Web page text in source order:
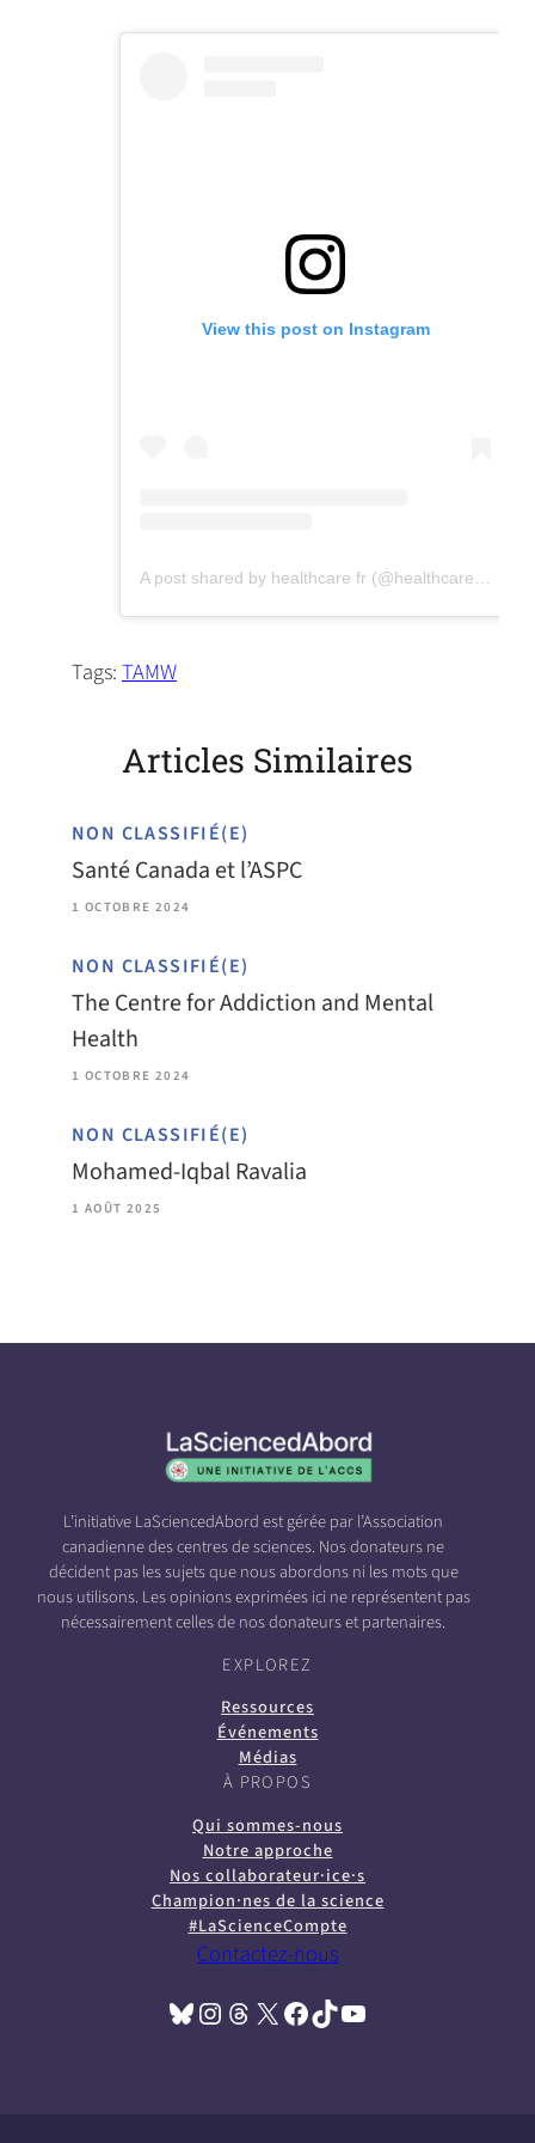
app)
new
View this post on Instagram
Tags:TAMW
Articles Similaires
NON CLASSIFIÉ(E)
Santé Canada et l’ASPC
1 OCTOBRE 2024
NON CLASSIFIÉ(E)
The Centre for Addiction and Mental
Health
1 OCTOBRE 2024
NON CLASSIFIÉ(E)
Mohamed-Iqbal Ravalia
1 AOÛT 2025
L’initiative LaSciencedAbord est gérée par l’Association
canadienne des centres de sciences. Nos donateurs ne
décident pas les sujets que nous abordons ni les mots que
nous utilisons. Les opinions exprimées ici ne représentent pas
nécessairement celles de nos donateurs et partenaires.
EXPLOREZ
Ressources
Événements
Médias
À PROPOS
Qui sommes-nous
Notre approche
Nos collaborateur·ice·s
Champion·nes de la science
#LaScienceCompte
Contactez-nous
Bluesky(opens in a new tab) Instagram
(opens in a new tab) Threads(opens in a new tab) X(opens in a new tab) Facebook(opens in a new tab) TikTok(opens in a new tab) YouTube(opens in a new tab)